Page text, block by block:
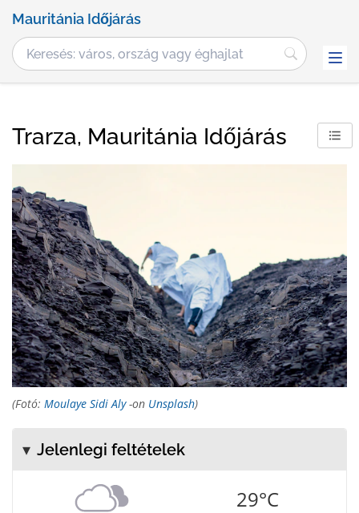
Mauritánia Időjárás
Trarza, Mauritánia Időjárás
(Fotó: Moulaye Sidi Aly-on Unsplash)
Jelenlegi feltételek
29°C